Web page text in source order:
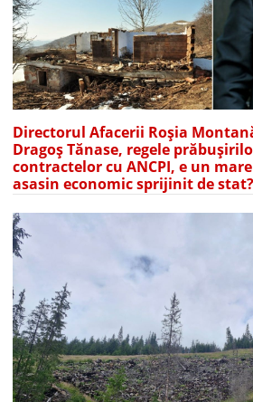
Directorul Afacerii Roșia
Dragoș Tănase, regele
contractelor cu ANCPI, e un
asasin economic sprijinit de stat?